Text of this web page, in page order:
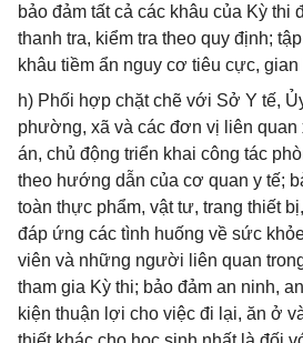
bảo đảm tất cả các khâu của Kỳ thi
thanh tra, kiểm tra theo quy định;
khâu tiềm ẩn nguy cơ tiêu cực, gian
h) Phối hợp chặt chẽ với Sở Y tế,
phường, xã và các đơn vị liên
án, chủ động triển khai công tác
theo hướng dẫn của cơ quan y tế;
toàn thực phẩm, vật tư, trang thiết
đáp ứng các tình huống về sức
viên và những người liên quan
tham gia Kỳ thi; bảo đảm an ninh,
kiện thuận lợi cho việc đi lại, ăn ở